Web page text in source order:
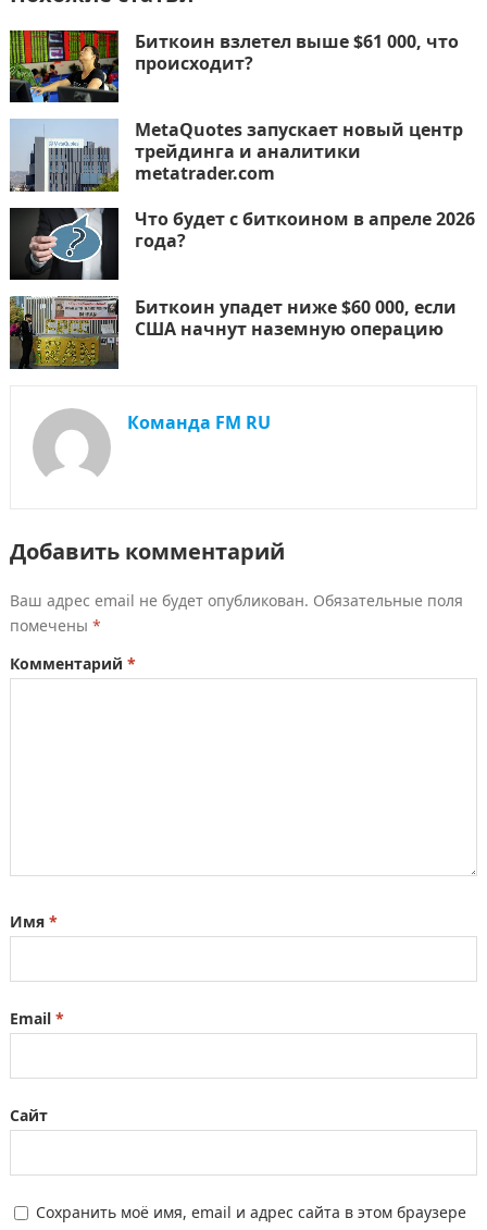
Биткоин взлетел выше $61 000, что
происходит?
MetaQuotes запускает новый центр
трейдинга и аналитики
metatrader.com
Что будет с биткоином в апреле 2026
года?
Биткоин упадет ниже $60 000, если
США начнут наземную операцию
Команда FM RU
Добавить комментарий
Ваш адрес email не будет опубликован. Обязательные поля
помечены *
Комментарий *
Имя *
Email *
Сайт
Сохранить моё имя, email и адрес сайта в этом браузере